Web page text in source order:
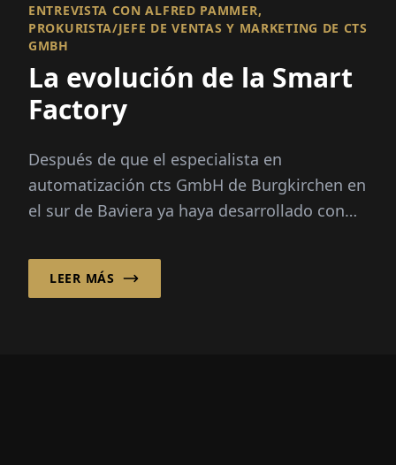
ENTREVISTA CON ALFRED PAMMER,
PROKURISTA/JEFE DE VENTAS Y MARKETING DE CTS
GMBH
La evolución de la Smart
Factory
Después de que el especialista en
automatización cts GmbH de Burgkirchen en
el sur de Baviera ya haya desarrollado con
inteligente para aplicaciones de almacén...
LEER MÁS